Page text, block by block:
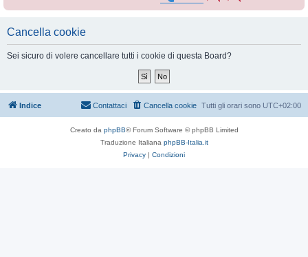
Cancella cookie
Sei sicuro di volere cancellare tutti i cookie di questa Board?
Indice Tutti gli orari sono UTC+02:00
Cancella cookie
Contattaci
Creato da phpBB® Forum Software © phpBB Limited
Traduzione Italiana phpBB-Italia.it
Privacy | Condizioni